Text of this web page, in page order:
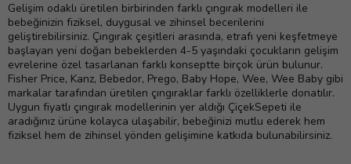
Gelişim odaklı üretilen birbirinden farklı çıngırak modelleri ile
bebeğinizin fiziksel, duygusal ve zihinsel becerilerini
geliştirebilirsiniz. Çıngırak çeşitleri arasında, etrafı yeni keşfetmeye
başlayan yeni doğan bebeklerden 4-5 yaşındaki çocukların gelişim
evrelerine özel tasarlanan farklı konseptte birçok ürün bulunur.
Fisher Price, Kanz, Bebedor, Prego, Baby Hope, Wee, Wee Baby gibi
markalar tarafından üretilen çıngıraklar farklı özelliklerle donatılır.
Uygun fiyatlı çıngırak modellerinin yer aldığı ÇiçekSepeti ile
aradığınız ürüne kolayca ulaşabilir, bebeğinizi mutlu ederek hem
fiziksel hem de zihinsel yönden gelişimine katkıda bulunabilirsiniz.